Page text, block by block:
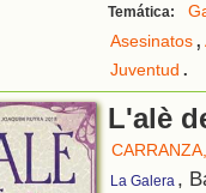
Temática:
Asesinatos,
Juventud .
L'alè
La Galera ,